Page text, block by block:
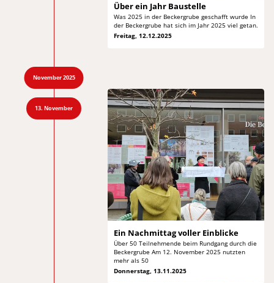
Über ein Jahr Baustelle
Was 2025 in der Beckergrube geschafft wurde In
der Beckergrube hat sich im Jahr 2025 viel getan.
Freitag, 12.12.2025
November 2025
13. November
Ein Nachmittagvoller Einblicke
Über 50 Teilnehmende beim Rundgang durch die
Beckergrube Am 12. November 2025 nutzten
mehr als 50
Donnerstag, 13.11.2025